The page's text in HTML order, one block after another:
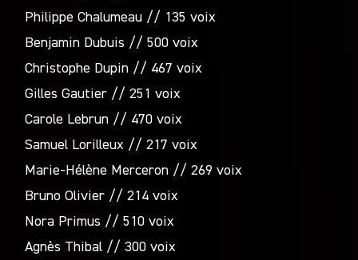
Philippe Chalumeau // 135 voix
Benjamin Dubuis // 500 voix
Christophe Dupin // 467 voix
Gilles Gautier // 251 voix
Carole Lebrun // 470 voix
Samuel Lorilleux // 217 voix
Marie-Hélène Merceron // 269 voix
Bruno Olivier // 214 voix
Nora Primus // 510 voix
Agnès Thibal // 300 voix